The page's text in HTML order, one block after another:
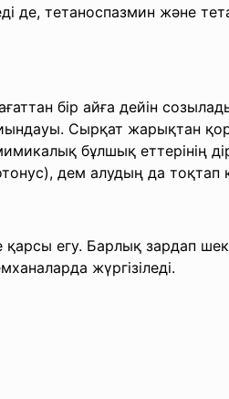
де, тетаноспазмин және
бір айға дейін
Сырқат жарықтан
бұлшық еттерінің
дем алудың да тоқтап
егу. Барлық зардап
жүргізіледі.